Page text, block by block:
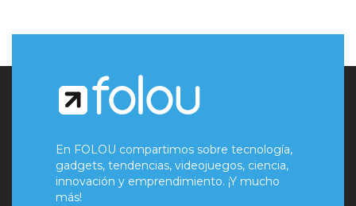
En FOLOU compartimos sobre tecnología,
gadgets, tendencias, videojuegos, ciencia,
innovación y emprendimiento. ¡Y mucho
más!